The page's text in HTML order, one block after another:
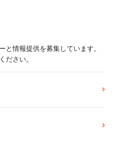
情報提供を募集しています。
ださい。